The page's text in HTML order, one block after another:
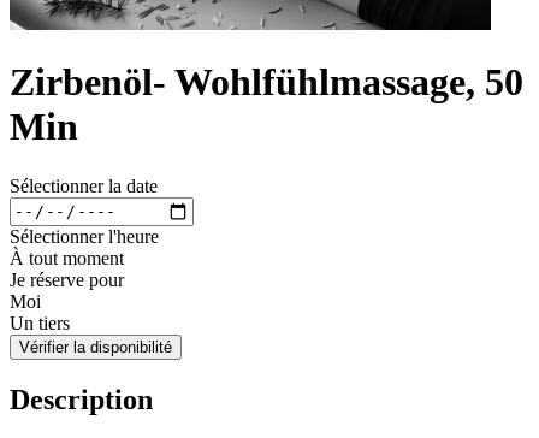
Zirbenöl- Wohlfühlmassage, 50
Min
Sélectionner la date
Sélectionner l'heure
À tout moment
Je réserve pour
Moi
Un tiers
Vérifier la disponibilité
Description